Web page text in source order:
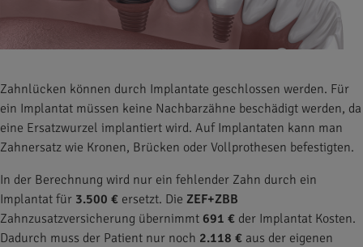
Zahnlücken können durch Implantate geschlossen werden. Für
ein Implantat müssen keine Nachbarzähne beschädigt werden, da
eine Ersatzwurzel implantiert wird. Auf Implantaten kann man
Zahnersatz wie Kronen, Brücken oder Vollprothesen befestigten.
In der Berechnung wird nur ein fehlender Zahn durch ein
Implantat für 3.500 € ersetzt. Die ZEF+ZBB
Zahnzusatzversicherung übernimmt 691 € der Implantat Kosten.
Dadurch muss der Patient nur noch 2.118 € aus der eigenen